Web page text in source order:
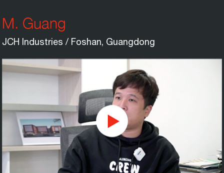
M. Guang
JCH Industries / Foshan, Guangdong